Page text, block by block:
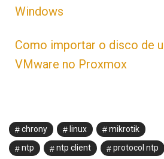
Windows
Como importar o disco de
VMware no Proxmox
chrony linux
mikrotik
ntp
ntp client
protocol ntp